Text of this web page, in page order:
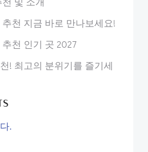
천 지금 바로 만나보세요!
천 인기 곳 2027
! 최고의 분위기를 즐기세
.